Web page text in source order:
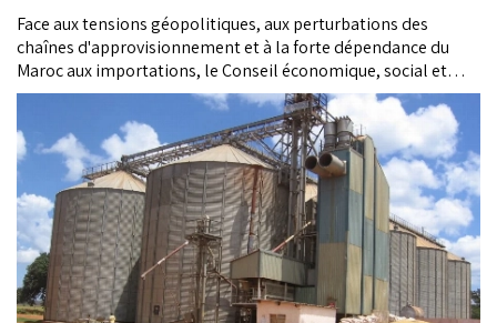
Face aux tensions géopolitiques, aux perturbations des
chaînes d'approvisionnement et à la forte dépendance du
Maroc aux importations, le Conseil économique, social et
environnemental (CESE) recommande de repenser en
profondeur la gestion des stocks stratégiques de produits
essentiels. Dans son rapport annuel 2025, l'institution plaide
pour un nouveau modèle de gouvernance mêlant
intervention publique, obligations pour le secteur privé et
renforcement des capacités de stockage.